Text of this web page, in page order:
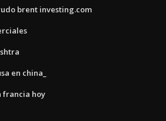
brent investing.com
en china_
francia hoy